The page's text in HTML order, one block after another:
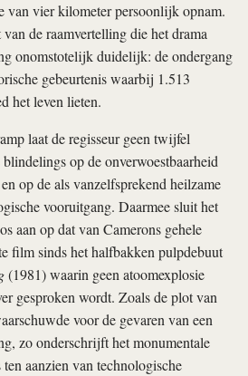
van vier kilometer persoonlijk opnam.
de raamvertelling die het drama
onomstotelijk duidelijk: de ondergang
gebeurtenis waarbij 1.513
het leven lieten.
laat de regisseur geen twijfel
op de onverwoestbaarheid
op de als vanzelfsprekend heilzame
vooruitgang. Daarmee sluit het
aan op dat van Camerons gehele
film sinds het halfbakken pulpdebuut
(1981) waarin geen atoomexplosie
gesproken wordt. Zoals de plot van
voor de gevaren van een
zo onderschrijft het monumentale
ten aanzien van technologische